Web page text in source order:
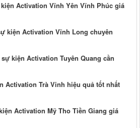
Activation Vĩnh Yên Vĩnh Phúc giá
kiện Activation Vĩnh Long chuyên
kiện Activation Tuyên Quang cần
Activation Trà Vinh hiệu quả tốt nhất
Activation Mỹ Tho Tiền Giang giá